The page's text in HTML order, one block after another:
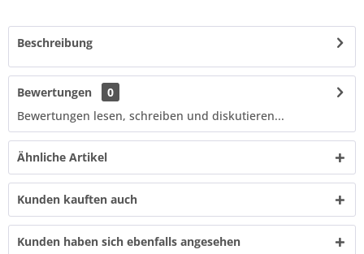
Beschreibung
Bewertungen
0
Bewertungen lesen, schreiben und diskutieren...
Ähnliche Artikel
Kunden kauften auch
Kunden haben sich ebenfalls angesehen